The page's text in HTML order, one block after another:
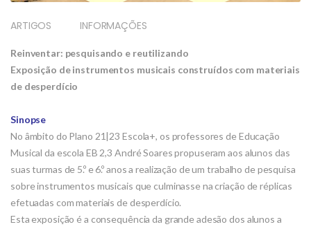
ARTIGOS INFORMAÇÕES
Reinventar: pesquisando e reutilizando
Exposição de instrumentos musicais construídos com materiais
de desperdício
Sinopse
No âmbito do Plano 21|23 Escola+, os professores de Educação
Musical da escola EB 2,3 André Soares propuseram aos alunos das
suas turmas de 5.º e 6.º anos a realização de um trabalho de pesquisa
sobre instrumentos musicais que culminasse na criação de réplicas
efetuadas com materiais de desperdício.
Esta exposição é a consequência da grande adesão dos alunos a